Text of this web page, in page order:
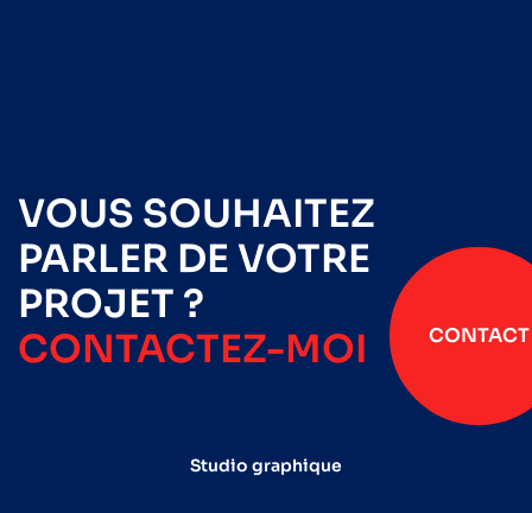
VOUS SOUHAITEZ
PARLER DE VOTRE
PROJET ?
CONTACTEZ-MOI
CONTACT
Studio graphique